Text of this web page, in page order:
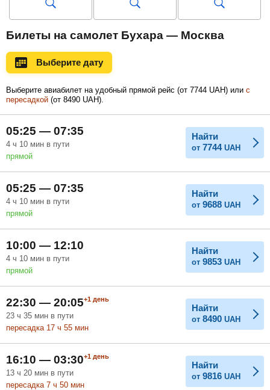
Сентябрь
Ноябрь
15 205 UAH
Билеты на самолет Бухара — Москва
Выберите дату
Выберите авиабилет на удобный прямой рейс (от 7744 UAH) или с
пересадкой (от 8490 UAH).
05:25 — 07:35
4 ч 10 мин в пути
прямой
Найти
от 7744 UAH
05:25 — 07:35
4 ч 10 мин в пути
прямой
Найти
от 9688 UAH
10:00 — 12:10
4 ч 10 мин в пути
прямой
Найти
от 9853 UAH
22:30 — 20:05+1 день
23 ч 35 мин в пути
пересадка 17 ч 55 мин
Найти
от 8490 UAH
16:10 — 03:30+1 день
13 ч 20 мин в пути
пересадка 7 ч 50 мин
Найти
от 9816 UAH